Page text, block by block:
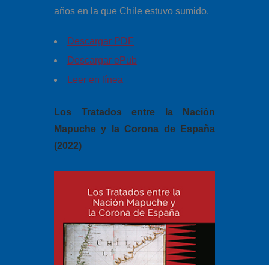
años en la que Chile estuvo sumido.
Descargar PDF
Descargar ePub
Leer en línea
Los Tratados entre la Nación
Mapuche y la Corona de España
(2022)